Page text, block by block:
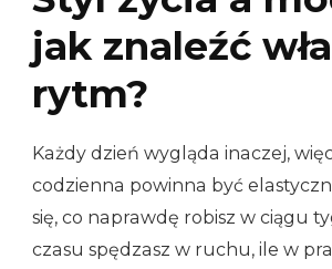
jak znaleźć
rytm?
Każdy dzień wygląda inaczej,
codzienna powinna być
się, co naprawdę robisz w ciągu
czasu spędzasz w ruchu, ile w